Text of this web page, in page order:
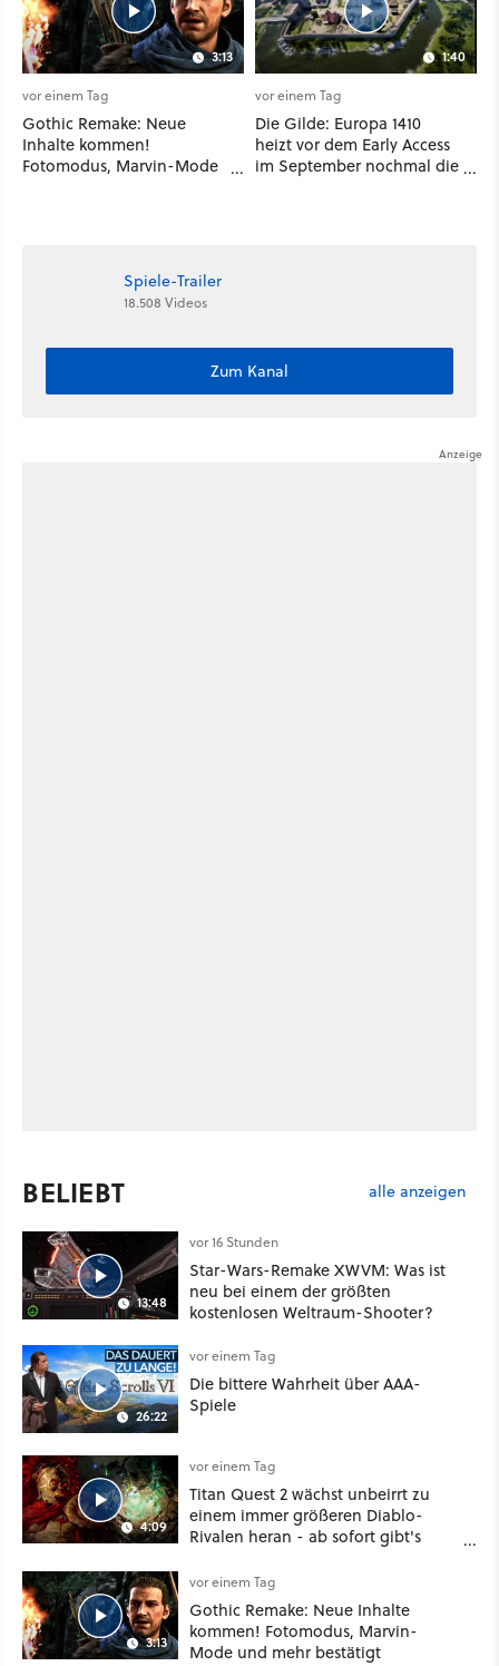
3:13
vor einem Tag
Gothic Remake: Neue
Inhalte kommen!
Fotomodus, Marvin-Mode
1:40
vor einem Tag
Die Gilde: Europa 1410
heizt vor dem Early Access
im September nochmal die
Spiele-Trailer
18.508 Videos
Zum Kanal
BELIEBT alle anzeigen
13:48
vor 16 Stunden
Star-Wars-Remake XWVM: Was ist
neu bei einem der größten
kostenlosen Weltraum-Shooter?
26:22
vor einem Tag
Die bittere Wahrheit über AAA-
Spiele
4:09
vor einem Tag
Titan Quest 2 wächst unbeirrt zu
einem immer größeren Diablo-
Rivalen heran - ab sofort gibt's
Klasse
3:13
vor einem Tag
Gothic Remake: Neue Inhalte
kommen! Fotomodus, Marvin-
Mode und mehr bestätigt